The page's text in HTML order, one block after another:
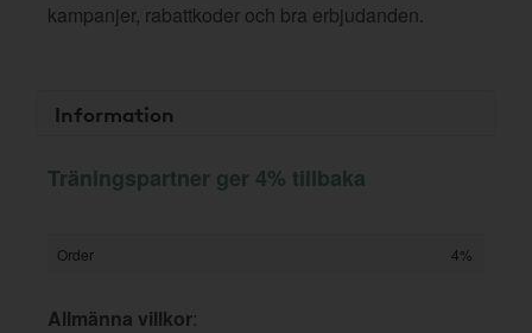
kampanjer, rabattkoder och bra erbjudanden.
Information
Träningspartner ger 4% tillbaka
Order 4%
Allmänna villkor: